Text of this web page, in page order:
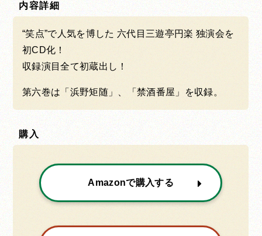
内容詳細
“笑点”で人気を博した 六代目三遊亭円楽 独演会を
初CD化！
収録演目全て初蔵出し！
第六巻は「浜野矩随」、「禁酒番屋」を収録。
購入
Amazonで購入する